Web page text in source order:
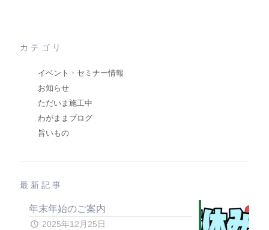
カテゴリ
イベント・セミナー情報
お知らせ
ただいま施工中
わがままブログ
旨いもの
最新記事
年末年始のご案内
2025年12月25日